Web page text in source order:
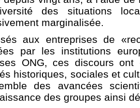
des situations
marginalisée.
aux entreprises de
par les institutions
ONG, ces discours ont
historiques, sociales et
des avancées
des groupes ainsi